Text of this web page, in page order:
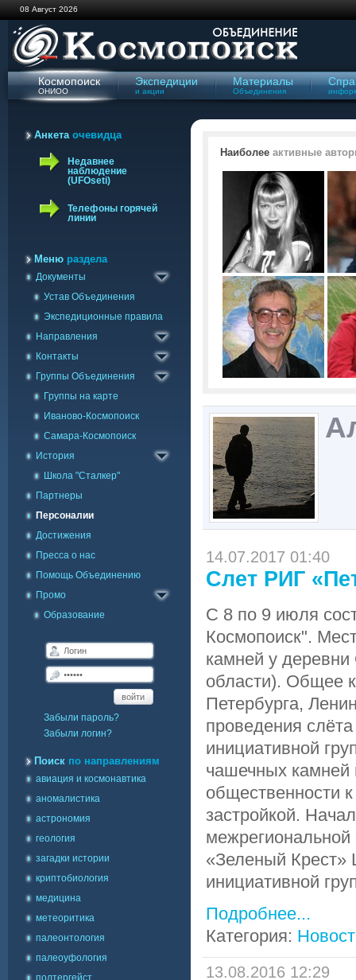
08 Август 2026
Космопоиск
ОНИОО
Экспедиции
и акции
Материалы
Объединения
Анкетаочевидца
Недавнее
наблюдение
(UFOseti)
Телефоны горячей
линии
Меню раздела
Документы
Устав Объединения
Экспедиционные правила
Направления
Геологическое
Изучения полтергейста
Криптобиологическое
Уфологическое
Контакты
Отправить сообщение
Связь с группами
Ваши наблюдения
Наблюдения УФОсети
Заявка в Skype
Группы Объединения
Группы на карте
Иваново-Космопоиск
Самара-Космопоиск
История
Школа "Сталкер"
Партнеры
Персоналии
Достижения
Пресса о нас
Помощь Объединению
Промо
Образование
войти
Забыли пароль?
Забыли логин?
Поиск по направлениям
авиация и космонавтика
аномалистика
астрономия
геология
загадки истории
криптобиология
медицина
метеоритика
палеонтология
палеоуфология
полтергейст
Наиболее активные
14.07.2017 01:40
Слет РИГ
С 8 по 9 июля
Космопоиск".
камней у деревни
области). Общее
Петербурга,
проведения
инициативной
чашечных камней
общественности
застройкой.
межрегиональной
«Зеленый Крест»
инициативной
Подробнее...
Категория:
13.08.2016 12:29